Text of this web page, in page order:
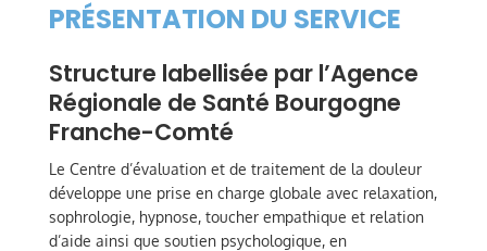
PRÉSENTATION DU SERVICE
Structure labellisée par l’Agence
Régionale de Santé Bourgogne
Franche-Comté
Le Centre d’évaluation et de traitement de la douleur
développe une prise en charge globale avec relaxation,
sophrologie, hypnose, toucher empathique et relation
d’aide ainsi que soutien psychologique, en